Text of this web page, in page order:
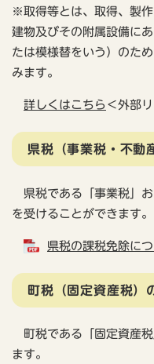
※取得等とは、取得、製作
建物及びその附属設備に
たは模様替をいう）のた
みます。
詳しくはこちら ＜外部
県税（事業税・不動
県税である「事業税」
を受けることができます。
県税の課税免除に
町税（固定資産税）
町税である「固定資産
ます。